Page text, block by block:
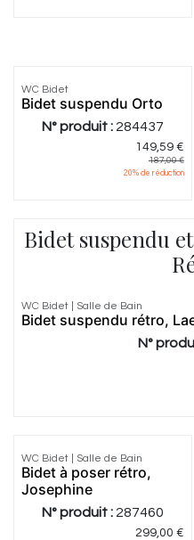
WC Bidet
Bidet suspendu Orto
N° produit : 284437
149,59€
187,00€
20% de réduction
Bidet suspendu
WC Bidet | Salle de Bain
Bidet suspendu rétro,
N°
WC Bidet | Salle de Bain
Bidet à poser rétro,
Josephine
N° produit : 287460
299,00 €